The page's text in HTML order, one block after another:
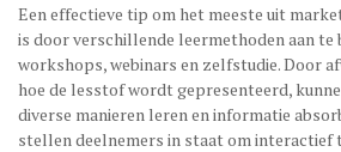
Een effectieve tip om het meeste uit
is door verschillende leermethoden aan te
workshops, webinars en zelfstudie. Door
hoe de lesstof wordt gepresenteerd,
diverse manieren leren en informatie
stellen deelnemers in staat om interactief